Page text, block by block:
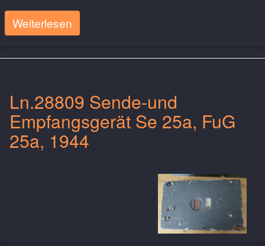
Weiterlesen
Ln.28809 Sende-und
Empfangsgerät Se 25a, FuG
25a, 1944